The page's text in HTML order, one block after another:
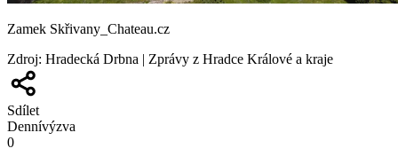
Zamek Skřivany_Chateau.cz
Zdroj: Hradecká Drbna | Zprávy z Hradce Králové a kraje
Sdílet
Dennívýzva
0